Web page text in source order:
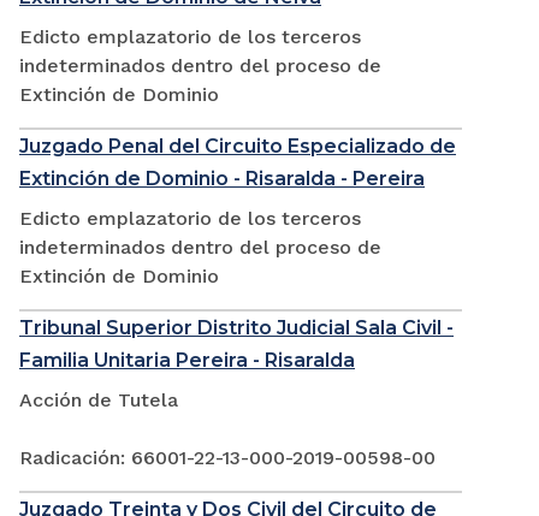
Edicto emplazatorio de los terceros
indeterminados dentro del proceso de
Extinción de Dominio
Juzgado Penal del Circuito Especializado de
Extinción de Dominio - Risaralda - Pereira
Edicto emplazatorio de los terceros
indeterminados dentro del proceso de
Extinción de Dominio
Tribunal Superior Distrito Judicial Sala Civil -
Familia Unitaria Pereira - Risaralda
Acción de Tutela
Radicación: 66001-22-13-000-2019-00598-00
Juzgado Treinta y Dos Civil del Circuito de